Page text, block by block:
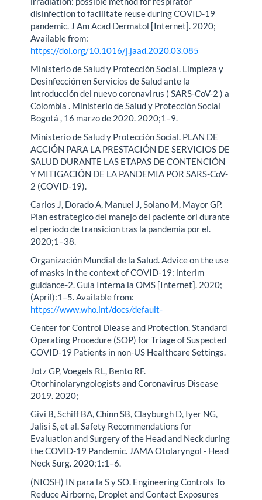
disinfection to facilitate reuse during COVID-19
pandemic. J Am Acad Dermatol [Internet]. 2020;
Available from:
https://doi.org/10.1016/j.jaad.2020.03.085
Ministerio de Salud y Protección Social. Limpieza y
Desinfección en Servicios de Salud ante la
introducción del nuevo coronavirus ( SARS-CoV-2 ) a
Colombia . Ministerio de Salud y Protección Social
Bogotá , 16 marzo de 2020. 2020;1–9.
Ministerio de Salud y Protección Social. PLAN DE
ACCIÓN PARA LA PRESTACIÓN DE SERVICIOS DE
SALUD DURANTE LAS ETAPAS DE CONTENCIÓN
Y MITIGACIÓN DE LA PANDEMIA POR SARS-CoV-
2 (COVID-19).
Carlos J, Dorado A, Manuel J, Solano M, Mayor GP.
Plan estrategico del manejo del paciente orl durante
el periodo de transicion tras la pandemia por el.
2020;1–38.
Organización Mundial de la Salud. Advice on the use
of masks in the context of COVID-19: interim
guidance-2. Guía Interna la OMS [Internet]. 2020;
(April):1–5. Available from:
https://www.who.int/docs/default-
Center for Control Diease and Protection. Standard
Operating Procedure (SOP) for Triage of Suspected
COVID-19 Patients in non-US Healthcare Settings.
Jotz GP, Voegels RL, Bento RF.
Otorhinolaryngologists and Coronavirus Disease
2019. 2020;
Givi B, Schiff BA, Chinn SB, Clayburgh D, Iyer NG,
Jalisi S, et al. Safety Recommendations for
Evaluation and Surgery of the Head and Neck during
the COVID-19 Pandemic. JAMA Otolaryngol - Head
Neck Surg. 2020;1:1–6.
(NIOSH) IN para la S y SO. Engineering Controls To
Reduce Airborne, Droplet and Contact Exposures